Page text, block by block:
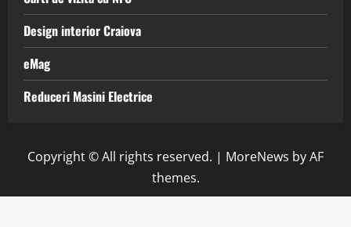
Design interior Craiova
eMag
Reduceri Masini Electrice
Copyright © All rights reserved. | MoreNews by AF
themes.